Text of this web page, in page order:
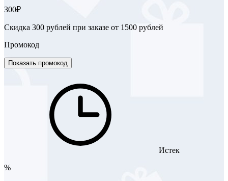
300₽
Скидка 300 рублей при заказе от 1500 рублей
Промокод
Показать промокод
Истек
%